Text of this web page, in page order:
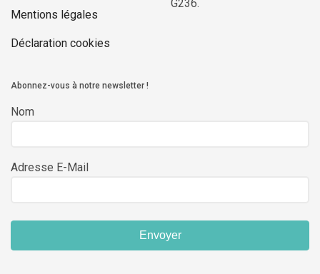
Mentions légales
Déclaration cookies
G236.
Abonnez-vous à notre newsletter !
Nom
Adresse E-Mail
Envoyer